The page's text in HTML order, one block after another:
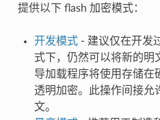
提供以下 flash 加密模式：
开发模式- 建议仅在开发
式下，仍然可以将新的明
导加载程序将使用存储在
透明加密。此操作间接允
文。